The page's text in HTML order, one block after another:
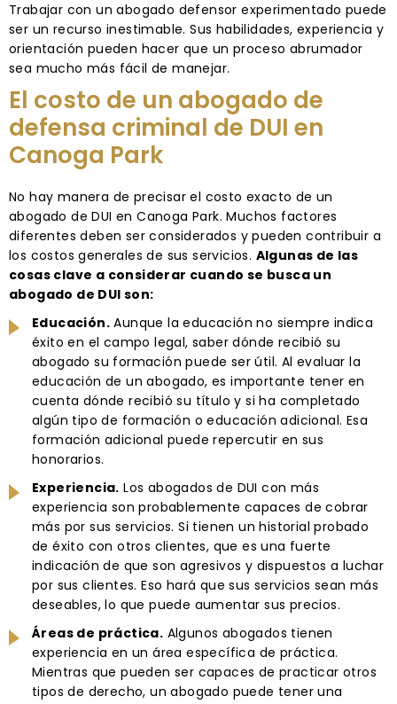
Trabajar con un abogado defensor experimentado puede
ser un recurso inestimable. Sus habilidades, experiencia y
orientación pueden hacer que un proceso abrumador
sea mucho más fácil de manejar.
El costo de un abogado de
defensa criminal de DUI en
Canoga Park
No hay manera de precisar el costo exacto de un
abogado de DUI en Canoga Park. Muchos factores
diferentes deben ser considerados y pueden contribuir a
los costos generales de sus servicios. Algunas de las
cosas clave a considerar cuando se busca un
abogado de DUI son:
Educación. Aunque la educación no siempre indica
éxito en el campo legal, saber dónde recibió su
abogado su formación puede ser útil. Al evaluar la
educación de un abogado, es importante tener en
cuenta dónde recibió su título y si ha completado
algún tipo de formación o educación adicional. Esa
formación adicional puede repercutir en sus
honorarios.
Experiencia. Los abogados de DUI con más
experiencia son probablemente capaces de cobrar
más por sus servicios. Si tienen un historial probado
de éxito con otros clientes, que es una fuerte
indicación de que son agresivos y dispuestos a luchar
por sus clientes. Eso hará que sus servicios sean más
deseables, lo que puede aumentar sus precios.
Áreas de práctica. Algunos abogados tienen
experiencia en un área específica de práctica.
Mientras que pueden ser capaces de practicar otros
tipos de derecho, un abogado puede tener una